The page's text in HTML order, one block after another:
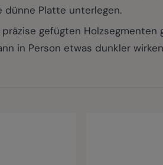
dünne Platte unterlegen.
präzise gefügten
in Person etwas dunkler wirken